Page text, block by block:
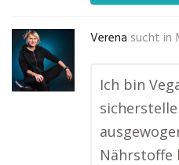
Verena sucht in
Ich bin
Nährstoffe